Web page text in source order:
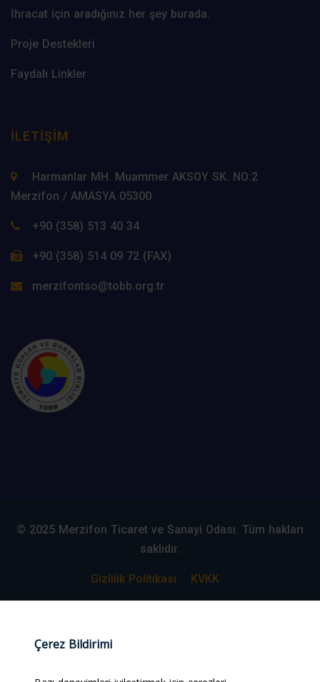
İhracat için aradığınız her şey burada.
Proje Destekleri
Faydalı Linkler
İLETIŞIM
Harmanlar MH. Muammer AKSOY SK. NO:2
Merzifon / AMASYA 05300
+90 (358) 513 40 34
+90 (358) 514 09 72 (FAX)
merzifontso@tobb.org.tr
© 2025 Merzifon Ticaret ve Sanayi Odası. Tüm hakları
saklıdır.
Gizlilik Politikası KVKK
Çerez Bildirimi